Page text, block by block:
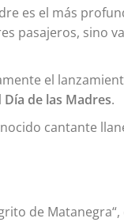
es el más
pasajeros, sino
el
Día de las Madres.
cantante
de